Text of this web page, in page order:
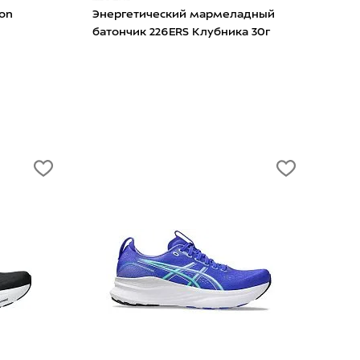
Энергетический мармеладный
батончик 226ERS Клубника 30г